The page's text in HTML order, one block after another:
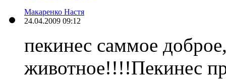
Макаренко Настя
24.04.2009 09:12
пекинес саммое
животное!!!!Пекинес